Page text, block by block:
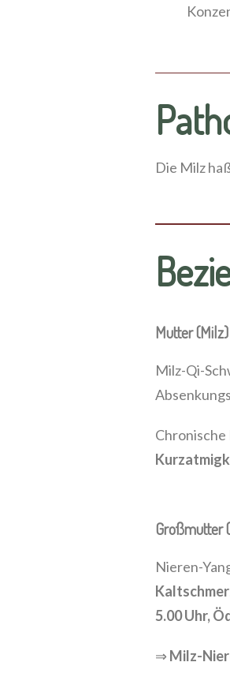
Die Milz
Mutter
Milz-Qi-
Großmutter
Nieren-
5.00 Uhr,
⇒ Milz-